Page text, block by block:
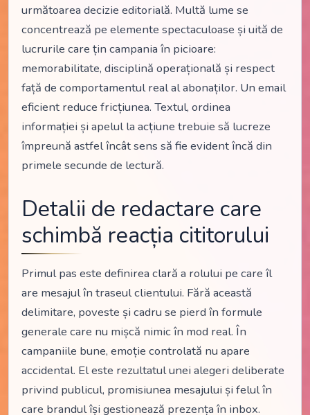
următoarea decizie editorială. Multă lume se
concentrează pe elemente spectaculoase și uită de
lucrurile care țin campania în picioare:
memorabilitate, disciplină operațională și respect
față de comportamentul real al abonaților. Un email
eficient reduce fricțiunea. Textul, ordinea
informației și apelul la acțiune trebuie să lucreze
împreună astfel încât sens să fie evident încă din
primele secunde de lectură.
Detalii de redactare care
schimbă reacția cititorului
Primul pas este definirea clară a rolului pe care îl
are mesajul în traseul clientului. Fără această
delimitare, poveste și cadru se pierd în formule
generale care nu mișcă nimic în mod real. În
campaniile bune, emoție controlată nu apare
accidental. El este rezultatul unei alegeri deliberate
privind publicul, promisiunea mesajului și felul în
care brandul își gestionează prezența în inbox.